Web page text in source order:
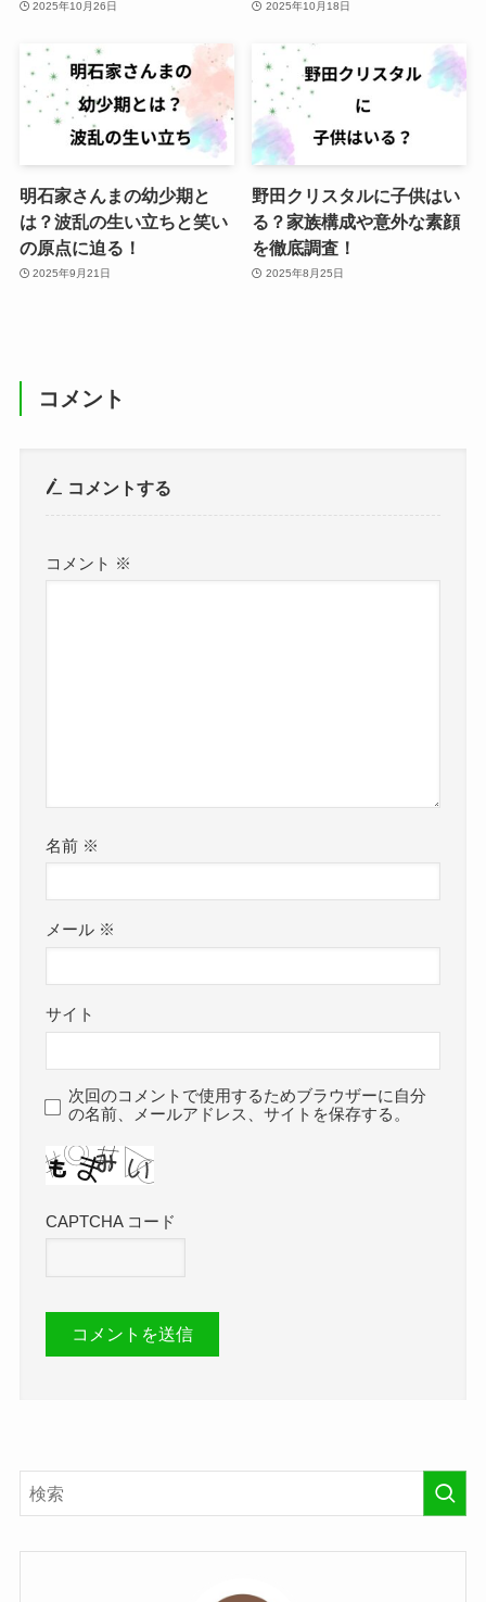
2025年10月26日 2025年10月18日
明石家さんまの幼少期と
は？波乱の生い立ちと笑い
の原点に迫る！
2025年9月21日
野田クリスタルに子供はい
る？家族構成や意外な素顔
を徹底調査！
2025年8月25日
コメント
コメントする
コメント ※
名前 ※
メール ※
サイト
次回のコメントで使用するためブラウザーに自分
の名前、メールアドレス、サイトを保存する。
CAPTCHA コード